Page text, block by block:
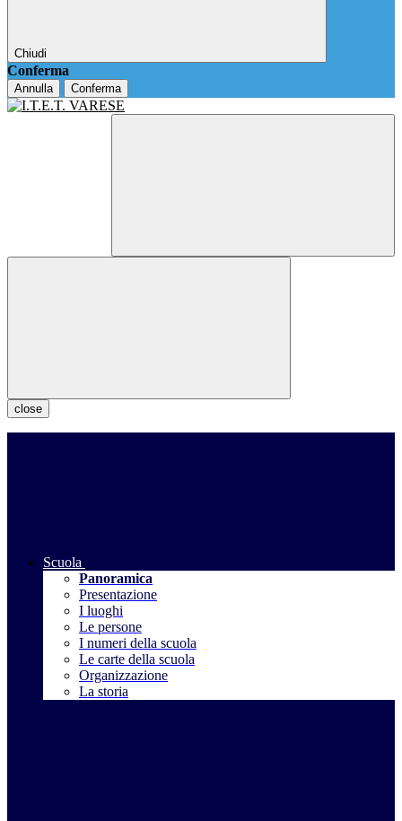
Chiudi
Conferma
Annulla Conferma
close
Scuola
Panoramica
Presentazione
I luoghi
Le persone
I numeri della scuola
Le carte della scuola
Organizzazione
La storia